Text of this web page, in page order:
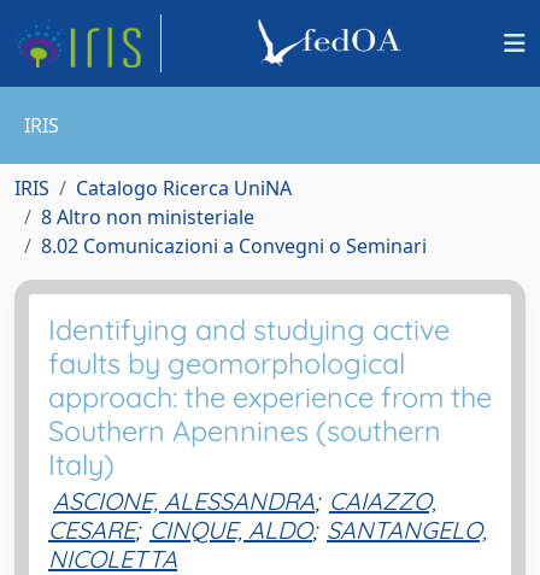
IRIS
IRIS
Catalogo Ricerca UniNA
8 Altro non ministeriale
8.02 Comunicazioni a Convegni o Seminari
Identifying and studying active
faults by geomorphological
approach: the experience from the
Southern Apennines (southern
Italy)
ASCIONE, ALESSANDRA; CAIAZZO,
CESARE; CINQUE, ALDO; SANTANGELO,
NICOLETTA